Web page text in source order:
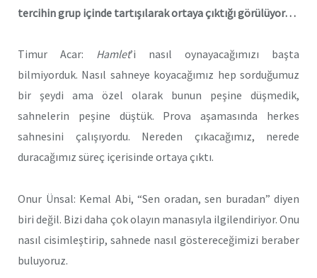
tercihin grup içinde tartışılarak ortaya çıktığı görülüyor…
Timur Acar: Hamlet’i nasıl oynayacağımızı başta
bilmiyorduk. Nasıl sahneye koyacağımız hep sorduğumuz
bir şeydi ama özel olarak bunun peşine düşmedik,
sahnelerin peşine düştük. Prova aşamasında herkes
sahnesini çalışıyordu. Nereden çıkacağımız, nerede
duracağımız süreç içerisinde ortaya çıktı.
Onur Ünsal: Kemal Abi, “Sen oradan, sen buradan” diyen
biri değil. Bizi daha çok olayın manasıyla ilgilendiriyor. Onu
nasıl cisimleştirip, sahnede nasıl göstereceğimizi beraber
buluyoruz.